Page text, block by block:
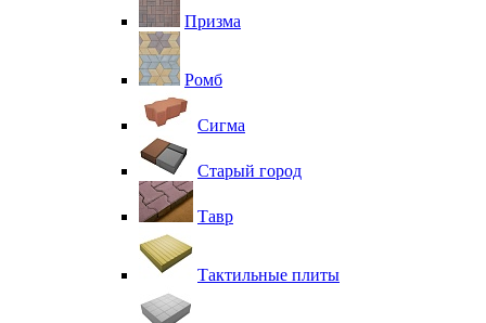
Призма
Ромб
Сигма
Старый город
Тавр
Тактильные плиты